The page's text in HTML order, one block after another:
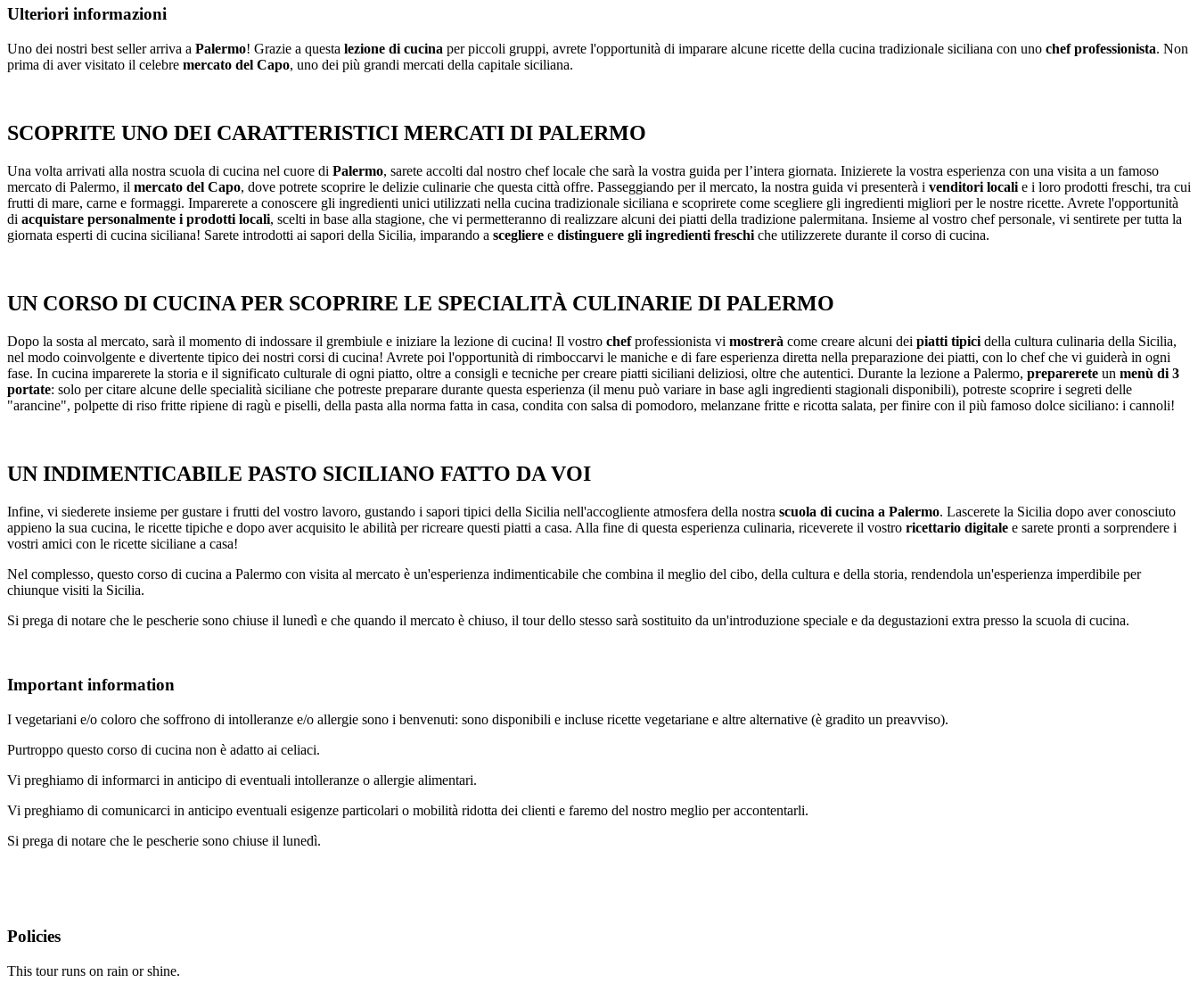
Ulteriori informazioni
Uno dei nostri best seller arriva a Palermo! Grazie a questa lezione di cucina per piccoli gruppi, avrete l'opportunità di imparare alcune ricette della cucina tradizionale siciliana con uno chef professionista. Non
prima di aver visitato il celebre mercato del Capo, uno dei più grandi mercati della capitale siciliana.
SCOPRITE UNO DEI CARATTERISTICI MERCATI DI PALERMO
Una volta arrivati alla nostra scuola di cucina nel cuore di Palermo, sarete accolti dal nostro chef locale che sarà la vostra guida per l’intera giornata. Inizierete la vostra esperienza con una visita a un famoso
mercato di Palermo, il mercato del Capo, dove potrete scoprire le delizie culinarie che questa città offre. Passeggiando per il mercato, la nostra guida vi presenterà i venditori locali e i loro prodotti freschi, tra cui
frutti di mare, carne e formaggi. Imparerete a conoscere gli ingredienti unici utilizzati nella cucina tradizionale siciliana e scoprirete come scegliere gli ingredienti migliori per le nostre ricette. Avrete l'opportunità
di acquistare personalmente i prodotti locali, scelti in base alla stagione, che vi permetteranno di realizzare alcuni dei piatti della tradizione palermitana. Insieme al vostro chef personale, vi sentirete per tutta la
giornata esperti di cucina siciliana! Sarete introdotti ai sapori della Sicilia, imparando a scegliere e distinguere gli ingredienti freschi che utilizzerete durante il corso di cucina.
UN CORSO DI CUCINA PER SCOPRIRE LE SPECIALITÀ CULINARIE DI PALERMO
Dopo la sosta al mercato, sarà il momento di indossare il grembiule e iniziare la lezione di cucina! Il vostro chefprofessionista vi mostrerà come creare alcuni dei piatti tipici della cultura culinaria della Sicilia,
nel modo coinvolgente e divertente tipico dei nostri corsi di cucina! Avrete poi l'opportunità di rimboccarvi le maniche e di fare esperienza diretta nella preparazione dei piatti, con lo chef che vi guiderà in ogni
fase. In cucina imparerete la storia e il significato culturale di ogni piatto, oltre a consigli e tecniche per creare piatti siciliani deliziosi, oltre che autentici. Durante la lezione a Palermo, preparerete un menù di 3
portate: solo per citare alcune delle specialità siciliane che potreste preparare durante questa esperienza (il menu può variare in base agli ingredienti stagionali disponibili), potreste scoprire i segreti delle
"arancine", polpette di riso fritte ripiene di ragù e piselli, della pasta alla norma fatta in casa, condita con salsa di pomodoro, melanzane fritte e ricotta salata, per finire con il più famoso dolce siciliano: i cannoli!
UN INDIMENTICABILE PASTO SICILIANO FATTO DA VOI
Infine, vi siederete insieme per gustare i frutti del vostro lavoro, gustando i sapori tipici della Sicilia nell'accogliente atmosfera della nostra scuola di cucina a Palermo. Lascerete la Sicilia dopo aver conosciuto
appieno la sua cucina, le ricette tipiche e dopo aver acquisito le abilità per ricreare questi piatti a casa. Alla fine di questa esperienza culinaria, riceverete il vostro ricettario digitale e sarete pronti a sorprendere i
vostri amici con le ricette siciliane a casa!
Nel complesso, questo corso di cucina a Palermo con visita al mercato è un'esperienza indimenticabile che combina il meglio del cibo, della cultura e della storia, rendendola un'esperienza imperdibile per
chiunque visiti la Sicilia.
Si prega di notare che le pescherie sono chiuse il lunedì e che quando il mercato è chiuso, il tour dello stesso sarà sostituito da un'introduzione speciale e da degustazioni extra presso la scuola di cucina.
Important information
I vegetariani e/o coloro che soffrono di intolleranze e/o allergie sono i benvenuti: sono disponibili e incluse ricette vegetariane e altre alternative (è gradito un preavviso).
Purtroppo questo corso di cucina non è adatto ai celiaci.
Vi preghiamo di informarci in anticipo di eventuali intolleranze o allergie alimentari.
Vi preghiamo di comunicarci in anticipo eventuali esigenze particolari o mobilità ridotta dei clienti e faremo del nostro meglio per accontentarli.
Si prega di notare che le pescherie sono chiuse il lunedì.
Policies
This tour runs on rain or shine.